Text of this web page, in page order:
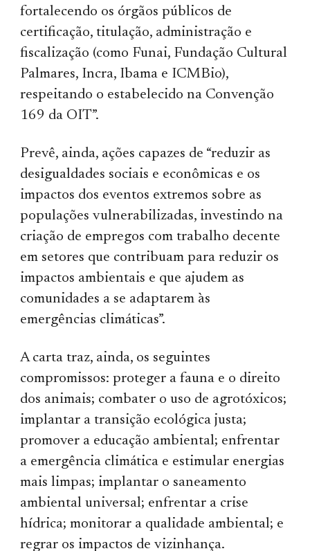
fortalecendo os órgãos públicos de
certificação, titulação, administração e
fiscalização (como Funai, Fundação Cultural
Palmares, Incra, Ibama e ICMBio),
respeitando o estabelecido na Convenção
169 da OIT”.
Prevê, ainda, ações capazes de “reduzir as
desigualdades sociais e econômicas e os
impactos dos eventos extremos sobre as
populações vulnerabilizadas, investindo na
criação de empregos com trabalho decente
em setores que contribuam para reduzir os
impactos ambientais e que ajudem as
comunidades a se adaptarem às
emergências climáticas”.
A carta traz, ainda, os seguintes
compromissos: proteger a fauna e o direito
dos animais; combater o uso de agrotóxicos;
implantar a transição ecológica justa;
promover a educação ambiental; enfrentar
a emergência climática e estimular energias
mais limpas; implantar o saneamento
ambiental universal; enfrentar a crise
hídrica; monitorar a qualidade ambiental; e
regrar os impactos de vizinhança.